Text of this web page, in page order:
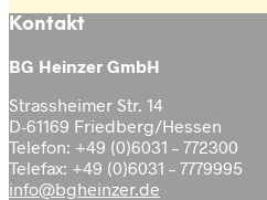
Kontakt
BG Heinzer GmbH
Strassheimer Str. 14
D-61169 Friedberg/Hessen
Telefon: +49 (0)6031 – 772300
Telefax: +49 (0)6031 – 7779995
info@bgheinzer.de